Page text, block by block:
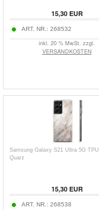
15,30EUR
ART. NR.: 268532
inkl. 20 % MwSt. zzgl.
VERSANDKOSTEN
Samsung Galaxy S21 Ultra 5G
Quarz
15,30EUR
ART. NR.: 268538